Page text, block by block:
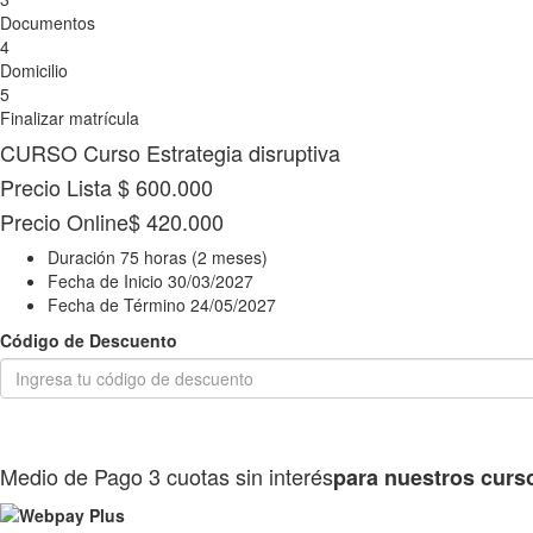
Documentos
4
Domicilio
5
Finalizar matrícula
CURSO Curso Estrategia disruptiva
Precio Lista$ 600.000
Precio Online$ 420.000
Duración 75 horas (2 meses)
Fecha de Inicio 30/03/2027
Fecha de Término 24/05/2027
Código de Descuento
Medio de Pago 3 cuotas sin interéspara nuestros